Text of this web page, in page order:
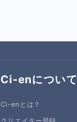
Ci-enについて
Ci-enとは？